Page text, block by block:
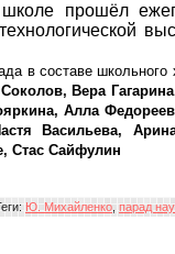
прошёл
в составе школьного
Вера
Алла
Васильева,
Стас Сайфулин
: Ю. Михайленко парад